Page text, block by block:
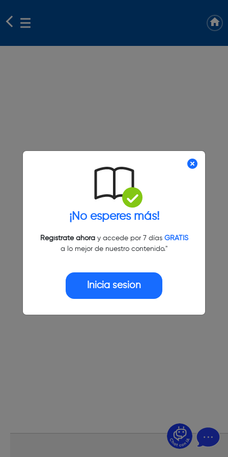
¡No esperes más!
Regístrate ahoray accede por 7 días GRATIS
a lo mejor de nuestro contenido."
Inicia sesión